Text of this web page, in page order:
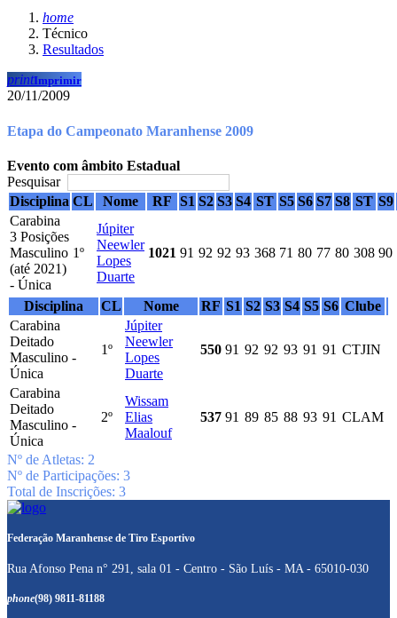
home
Técnico
Resultados
printImprimir
20/11/2009
Etapa do Campeonato Maranhense 2009
Evento com âmbito Estadual
Pesquisar
Disciplina CL Nome RF S1 S2 S3 S4 ST S5 S6 S7 S8 ST S9
Carabina
3 Posições
Masculino
(até 2021)
- Única
1º
Júpiter
Neewler
Lopes
Duarte
1021 91 92 92 93 368 71 80 77 80 308 90
Disciplina CL Nome RF S1 S2 S3 S4 S5 S6 Clube
Carabina
Deitado
Masculino -
Única
1º
Júpiter
Neewler
Lopes
Duarte
550 91 92 92 93 91 91 CTJIN
Carabina
Deitado
Masculino -
Única
2º
Wissam
Elias
Maalouf
537 91 89 85 88 93 91 CLAM
Nº de Atletas: 2
Nº de Participações: 3
Total de Inscrições: 3
Federação Maranhense de Tiro Esportivo
Rua Afonso Pena n° 291, sala 01 - Centro - São Luís - MA - 65010-030
phone(98) 9811-81188